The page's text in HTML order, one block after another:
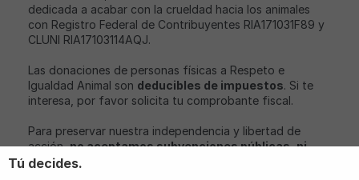
dedicada a acabar con la crueldad hacia los animales
con Registro Federal de Contribuyentes RIA171031F89 y
CLUNI RIA17103114AQJ.
Las donaciones de personas físicas a Respeto e
Igualdad Animal son deducibles de impuestos. Si te
interesa, por favor solicita tu comprobante fiscal.
Para preservar nuestra independencia y libertad de
acción,no aceptamos subvenciones públicas, ni
aportaciones económicas de partidos políticos o
Tú decides.